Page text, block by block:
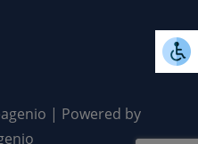
| Powered by